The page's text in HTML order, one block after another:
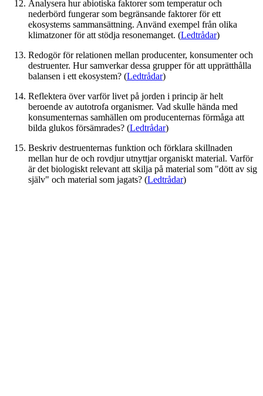
Analysera hur abiotiska faktorer som temperatur och
nederbörd fungerar som begränsande faktorer för ett
ekosystems sammansättning. Använd exempel från olika
klimatzoner för att stödja resonemanget. (Ledtrådar)
Redogör för relationen mellan producenter, konsumenter och
destruenter. Hur samverkar dessa grupper för att upprätthålla
balansen i ett ekosystem? (Ledtrådar)
Reflektera över varför livet på jorden i princip är helt
beroende av autotrofa organismer. Vad skulle hända med
konsumenternas samhällen om producenternas förmåga att
bilda glukos försämrades? (Ledtrådar)
Beskriv destruenternas funktion och förklara skillnaden
mellan hur de och rovdjur utnyttjar organiskt material. Varför
är det biologiskt relevant att skilja på material som "dött av sig
själv" och material som jagats? (Ledtrådar)